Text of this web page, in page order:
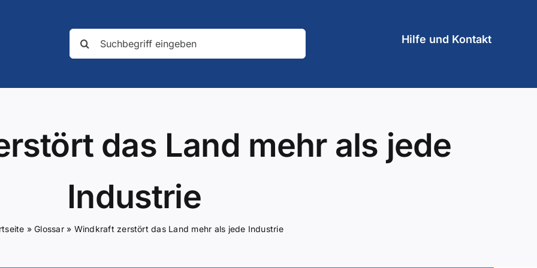
Suche
nach:
Hilfe und Kontakt
das Land mehr als jede
Industrie
»Glossar» Windkraft zerstört das Land mehr als jede Industrie